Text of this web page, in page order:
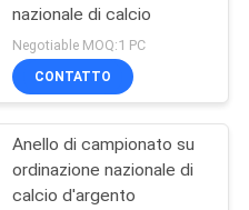
nazionale di calcio
Negotiable MOQ:1 PC
CONTATTO
Anello di campionato su
ordinazione nazionale di
calcio d'argento